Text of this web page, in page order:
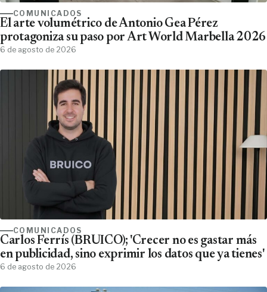
COMUNICADOS
El arte volumétrico de Antonio Gea Pérez
protagoniza su paso por Art World Marbella 2026
6 de agosto de 2026
COMUNICADOS
Carlos Ferrís (BRUICO); 'Crecer no es gastar más
en publicidad, sino exprimir los datos que ya tienes'
6 de agosto de 2026